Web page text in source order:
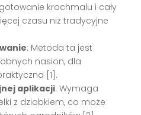
krochmalu i cały
czasu niż tradycyjne
: Metoda ta jest
nasion, dla
[1].
aplikacji: Wymaga
z dziobkiem, co może